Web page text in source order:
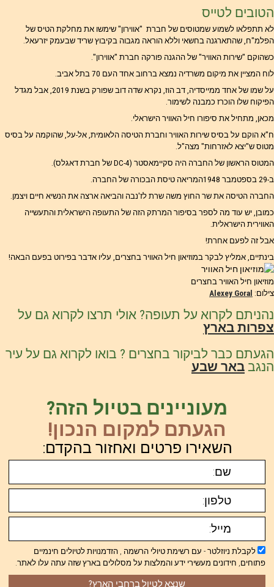
הטובים לטייס
לא תתפלאו לשמוע שמטוסים של חברת "אווירון" שימשו את מחלקת הטיס של
הפלמ"ח, שהתארגנה בחשאי וללא הוראה מגבוה בקיבוץ שריד שבעמק יזרעאל.
כשהוקם "שירות האוויר" של ההגנה פורקה חברת "אווירון".
לוח המציין את מיקום משרדיה נמצא ברחוב אחד העם 70 בתל אביב.
על שמו של אחד ממייסדיה, דב הוז, נקרא שדה דוב שפורק בשנת 2019, אבל מגדל
הפיקוח שלו הוכרז כמבנה לשימור.
מכאן, מתחיל את סיפורו חיל האוויר הישראלי.
ח"א הוקם על בסיס שירות האוויר וחברת הטיסה הלאומית, אל-על, שהוקמה על בסיס
מטוס ש"יצא לאזרחות" מצה"ל.
המטוס הראשון של החברה היה סקיימאסטר (DC-4 של חברת דאגלס).
ב-29 בספטמבר 1948המריאה טיסת הבכורה של החברה.
החברה הטיסה את שר החוץ משה שרת לז'נבה והביאה ארצה את הנשיא חיים ויצמן.
כמובן, יש עוד מה לספר בסיפור המרתק הזה של התעופה הישראלית והתעשייה
האווירית הישראלית.
אבל זה לפעם אחרת!
בינתיים, אמליץ לבקר במוזיאון חיל האוויר בחצרים, עליו אדבר בפירוט בפעם הבאה!
מוזיאון חיל האוויר בחצרים
צילום: Alexey Goral
נהניתם לקרוא על תעופה? אולי תרצו לקרוא גם על
צפרות בארץ
הגעתם כבר לביקור בחצרים ? בואו לקרוא גם על עיר
הנגב באר שבע
מעוניינים בטיול הזה?
הגעתם למקום הנכון!
השאירו פרטים ואחזור בהקדם:
לקבלת ניוזלטר - עם רשימת טיולי הרשמה , הזדמנויות לטיולים חינמיים
פתוחים, חידונים מעשירי ידע והמלצות על מסלולים בארץ שזה עתה עלו לאתר.